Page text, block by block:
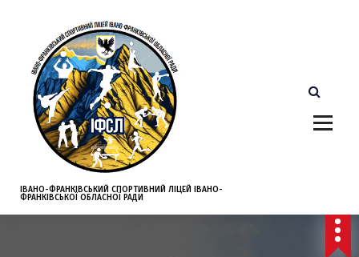
t
ІВАНО-ФРАНКІВСЬКИЙ СПОРТИВНИЙ ЛІЦЕЙ ІВАНО-
ФРАНКІВСЬКОЇ ОБЛАСНОЇ РАДИ